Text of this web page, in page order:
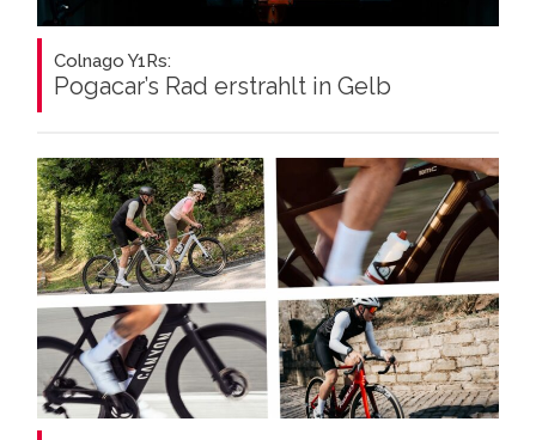
Colnago Y1Rs:
Pogacar’s Rad erstrahlt in Gelb